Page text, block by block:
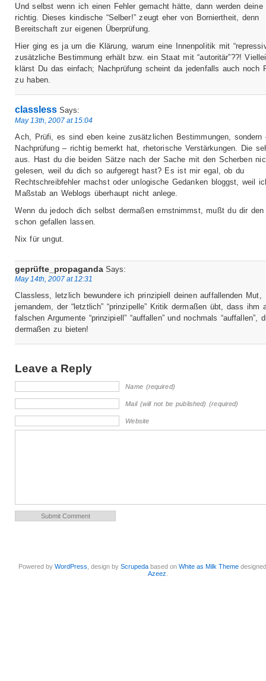
Und selbst wenn ich einen Fehler gemacht hätte, dann werden deine
richtig. Dieses kindische “Selber!” zeugt eher von Borniertheit, denn
Bereitschaft zur eigenen Überprüfung.
Hier ging es ja um die Klärung, warum eine Innenpolitik mit
zusätzliche Bestimmung erhält bzw. ein Staat mit “autoritär”??!
klärst Du das einfach; Nachprüfung scheint da jedenfalls auch noch
zu haben.
classless Says:
May 13th, 2007 at 15:04
Ach, Prüfi, es sind eben keine zusätzlichen Bestimmungen, sondern
Nachprüfung – richtig bemerkt hat, rhetorische Verstärkungen. Die
aus. Hast du die beiden Sätze nach der Sache mit den Scherben
gelesen, weil du dich so aufgeregt hast? Es ist mir egal, ob du
Rechtschreibfehler machst oder unlogische Gedanken bloggst, weil
Maßstab an Weblogs überhaupt nicht anlege.
Wenn du jedoch dich selbst dermaßen ernstnimmst, mußt du dir
schon gefallen lassen.
Nix für ungut.
geprüfte_propaganda Says:
May 14th, 2007 at 12:31
Classless, letzlich bewundere ich prinzipiell deinen auffallenden Mut,
jemandem, der “letztlich” “prinzipelle” Kritik dermaßen übt, dass ihm
falschen Argumente “prinzipiell” “auffallen” und nochmals “auffallen”,
dermaßen zu bieten!
Leave a Reply
Name (required)
Mail (will not be published) (required)
Website
Powered byWordPress , design byScrupeda based onWhite as Milk Theme
Azeez